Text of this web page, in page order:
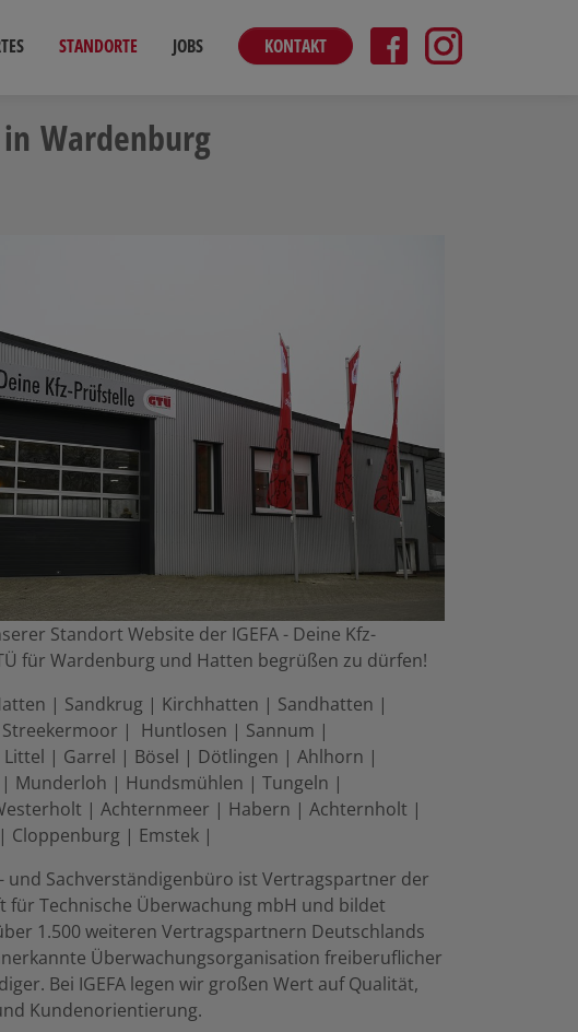
STANDORTE JOBS KONTAKT
Wardenburg
Standort Website der IGEFA - Deine Kfz-
für Wardenburg und Hatten begrüßen zu dürfen!
| Sandkrug | Kirchhatten | Sandhatten |
| Huntlosen | Sannum |
| Garrel | Bösel | Dötlingen | Ahlhorn |
Munderloh | Hundsmühlen | Tungeln |
| Achternmeer | Habern | Achternholt |
Cloppenburg | Emstek |
und Sachverständigenbüro ist Vertragspartner der
für Technische Überwachung mbH und bildet
1.500 weiteren Vertragspartnern Deutschlands
Überwachungsorganisation freiberuflicher
Bei IGEFA legen wir großen Wert auf Qualität,
Kundenorientierung.